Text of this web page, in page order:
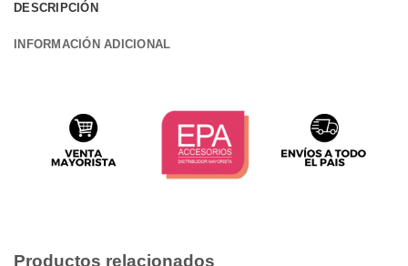
DESCRIPCIÓN
INFORMACIÓN ADICIONAL
Productos relacionados